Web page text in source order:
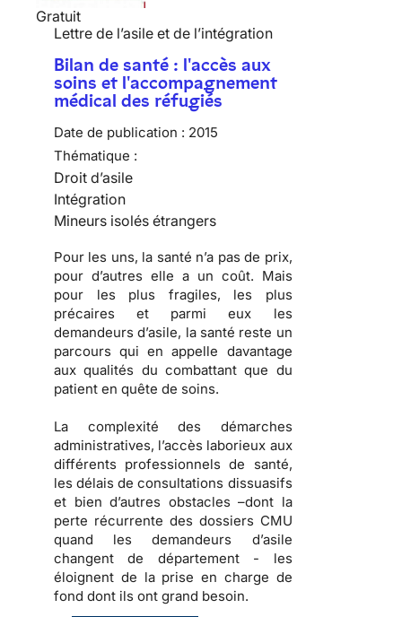
Gratuit
Lettre de l’asile et de l’intégration
Bilan de santé : l'accès aux
soins et l'accompagnement
médical des réfugiés
Date de publication : 2015
Thématique :
Droit d’asile
Intégration
Mineurs isolés étrangers
Pour les uns, la santé n’a pas de prix,
pour d’autres elle a un coût. Mais
pour les plus fragiles, les plus
précaires et parmi eux les
demandeurs d’asile, la santé reste un
parcours qui en appelle davantage
aux qualités du combattant que du
patient en quête de soins.
La complexité des démarches
administratives, l’accès laborieux aux
différents professionnels de santé,
les délais de consultations dissuasifs
et bien d’autres obstacles –dont la
perte récurrente des dossiers CMU
quand les demandeurs d’asile
changent de département - les
éloignent de la prise en charge de
fond dont ils ont grand besoin.